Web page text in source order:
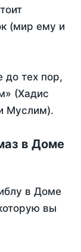
(мир ему и
до тех пор,
(Хадис
Муслим).
в Доме
в Доме
вы